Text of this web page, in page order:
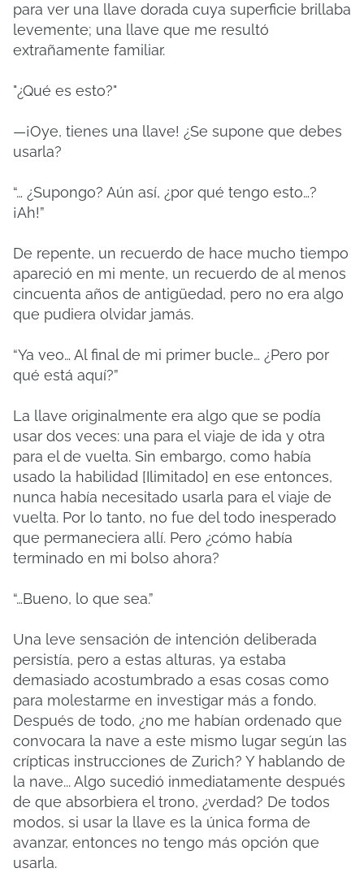
para ver una llave dorada cuya superficie brillaba
levemente; una llave que me resultó
extrañamente familiar.
"¿Qué es esto?"
—¡Oye, tienes una llave! ¿Se supone que debes
usarla?
“… ¿Supongo? Aún así, ¿por qué tengo esto…?
¡Ah!”
De repente, un recuerdo de hace mucho tiempo
apareció en mi mente, un recuerdo de al menos
cincuenta años de antigüedad, pero no era algo
que pudiera olvidar jamás.
“Ya veo… Al final de mi primer bucle… ¿Pero por
qué está aquí?”
La llave originalmente era algo que se podía
usar dos veces: una para el viaje de ida y otra
para el de vuelta. Sin embargo, como había
usado la habilidad [Ilimitado] en ese entonces,
nunca había necesitado usarla para el viaje de
vuelta. Por lo tanto, no fue del todo inesperado
que permaneciera allí. Pero ¿cómo había
terminado en mi bolso ahora?
“…Bueno, lo que sea.”
Una leve sensación de intención deliberada
persistía, pero a estas alturas, ya estaba
demasiado acostumbrado a esas cosas como
para molestarme en investigar más a fondo.
Después de todo, ¿no me habían ordenado que
convocara la nave a este mismo lugar según las
crípticas instrucciones de Zurich? Y hablando de
la nave... Algo sucedió inmediatamente después
de que absorbiera el trono, ¿verdad? De todos
modos, si usar la llave es la única forma de
avanzar, entonces no tengo más opción que
usarla.